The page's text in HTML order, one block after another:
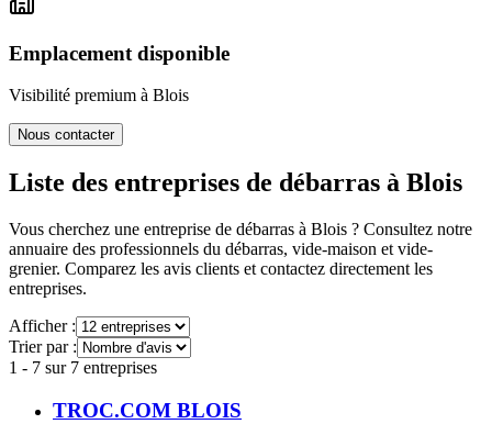
Emplacement disponible
Visibilité premium à Blois
Nous contacter
Liste des entreprises de débarras à Blois
Vous cherchez une entreprise de débarras à Blois ? Consultez notre
annuaire des professionnels du débarras, vide-maison et vide-
grenier. Comparez les avis clients et contactez directement les
entreprises.
Afficher :
Trier par :
1 - 7 sur 7 entreprises
TROC.COM BLOIS